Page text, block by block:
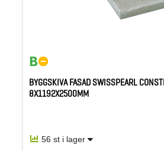
BYGGSKIVA FASAD SWISSPEARL
8X1192X2500MM
56 st i lager